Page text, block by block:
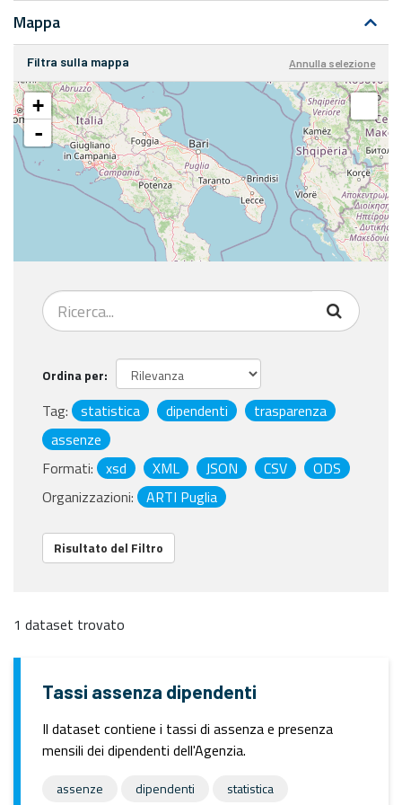
Mappa
Filtra sulla mappa Annulla selezione
+
-
Ordina per
Tag: statistica dipendenti
trasparenza
assenze
Formati:
xsd XML JSON CSV
ODS
Organizzazioni:
ARTI Puglia
Risultato del Filtro
1 dataset trovato
Tassi assenza dipendenti
Il dataset contiene i tassi di assenza e presenza
mensili dei dipendenti dell'Agenzia.
assenze dipendenti statistica